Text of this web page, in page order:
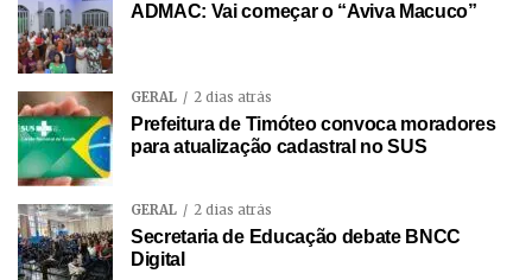
ADMAC: Vai começar o “Aviva Macuco”
GERAL 2 dias atrás
Prefeitura de Timóteo convoca moradores
para atualização cadastral no SUS
GERAL 2 dias atrás
Secretaria de Educação debate BNCC
Digital